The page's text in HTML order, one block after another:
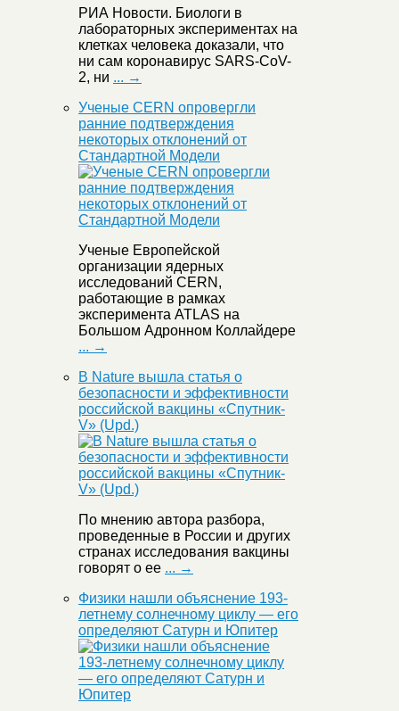
РИА Новости. Биологи в
лабораторных экспериментах на
клетках человека доказали, что
ни сам коронавирус SARS-CoV-
2, ни ... →
Ученые CERN опровергли
ранние подтверждения
некоторых отклонений от
Стандартной Модели
Ученые Европейской
организации ядерных
исследований CERN,
работающие в рамках
эксперимента ATLAS на
Большом Адронном Коллайдере
... →
В Nature вышла статья о
безопасности и эффективности
российской вакцины «Спутник-
V» (Upd.)
По мнению автора разбора,
проведенные в России и других
странах исследования вакцины
говорят о ее ... →
Физики нашли объяснение 193-
летнему солнечному циклу — его
определяют Сатурн и Юпитер